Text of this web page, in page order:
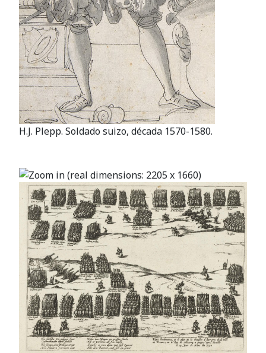
H.J. Plepp. Soldado suizo, década 1570-1580.